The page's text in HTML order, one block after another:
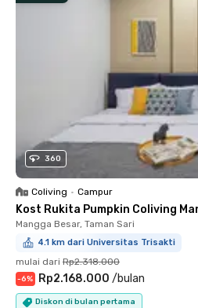
360
Coliving • Campur
Kost Rukita Pumpkin Coliving
Mangga Besar, Taman Sari
4.1 km dari Universitas Trisakti
mulai dari Rp2.318.000
-6% Rp2.168.000 /bulan
Diskon di bulan pertama